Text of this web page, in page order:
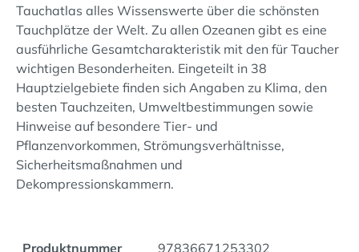
Tauchatlas alles Wissenswerte über die schönsten
Tauchplätze der Welt. Zu allen Ozeanen gibt es eine
ausführliche Gesamtcharakteristik mit den für Taucher
wichtigen Besonderheiten. Eingeteilt in 38
Hauptzielgebiete finden sich Angaben zu Klima, den
besten Tauchzeiten, Umweltbestimmungen sowie
Hinweise auf besondere Tier- und
Pflanzenvorkommen, Strömungsverhältnisse,
Sicherheitsmaßnahmen und
Dekompressionskammern.
Produktnummer 97836671253302